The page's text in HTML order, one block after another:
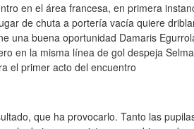
en el área francesa, en primera
de chuta a portería vacía quiere
una buena oportunidad Damaris
en la misma línea de gol despeja
el primer acto del encuentro
que ha provocarlo. Tanto las